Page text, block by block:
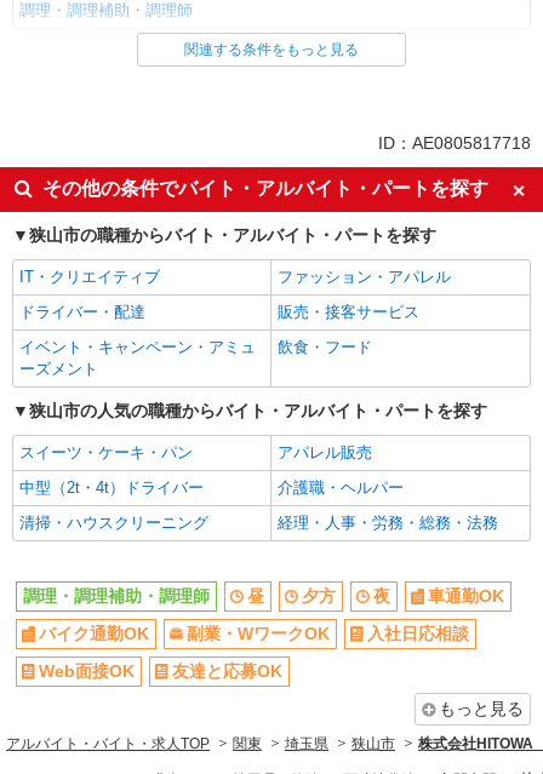
調理・調理補助・調理師
同じ雇用形態から入間市駅の求人を探す
昼
夕方
夜
車通勤OK
バイク通勤OK
副業・WワークOK
入社日応相談
Web面接OK
友達と応募OK
職場見学OKまたは説明会あり
未経験歓迎
経験者・有資格者歓迎
新卒・第二新卒歓迎
女性活躍中
主婦・主夫歓迎
フリーター歓迎
学歴不問
ブランクOK
ミドル（40代～）活躍中
エルダー（50代～）活躍中
シニア（60代～）活躍中
ボーナス・賞与あり
時間や曜日が選べる・シフト自由
禁煙・分煙
交通費支給
社会保険あり
家賃補助・住宅手当有
まかない・食事補助
退職金・財形貯蓄制度あり
各種手当（家族・役職・インセン
社割・特典あり
関連する条件をもっと見る
ID：AE0805817718
その他の条件でバイト・アルバイト・パートを探す
狭山市の職種からバイト・アルバイト・パートを探す
IT・クリエイティブ
ファッション・アパレル
ドライバー・配達
販売・接客サービス
イベント・キャンペーン・アミュ
ーズメント
飲食・フード
狭山市の人気の職種からバイト・アルバイト・パートを探す
スイーツ・ケーキ・パン
アパレル販売
中型（2t・4t）ドライバー
介護職・ヘルパー
清掃・ハウスクリーニング
経理・人事・労務・総務・法務
調理・調理補助・調理師 昼 夕方 夜
車通勤OK
バイク通勤OK
副業・WワークOK
入社日応相談
Web面接OK
友達と応募OK
もっと見る
アルバイト・バイト・求人TOP 関東 埼玉県 狭山市 株式会社HITOWA